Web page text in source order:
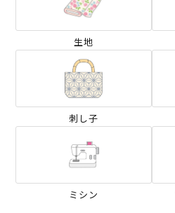
生地
刺し子
ミシン